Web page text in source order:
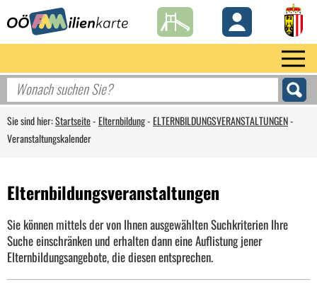
Sie sind hier:Startseite-Elternbildung-ELTERNBILDUNGSVERANSTALTUNGEN-
Veranstaltungskalender
Elternbildungsveranstaltungen
Sie können mittels der von Ihnen ausgewählten Suchkriterien Ihre
Suche einschränken und erhalten dann eine Auflistung jener
Elternbildungsangebote, die diesen entsprechen.